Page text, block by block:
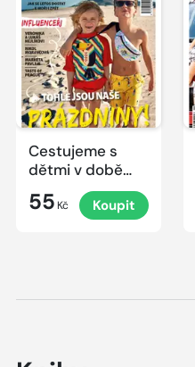
Cestujeme s
dětmi v době
covidové
55 Kč Koupit